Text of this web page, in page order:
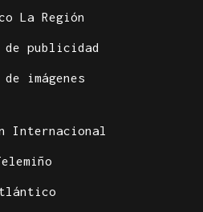
La Región
publicidad
de imágenes
Internacional